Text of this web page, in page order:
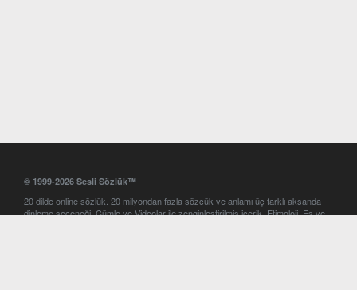
© 1999-2026 Sesli Sözlük™
20 dilde online sözlük. 20 milyondan fazla sözcük ve anlamı üç farklı aksanda
dinleme seçeneği. Cümle ve Videolar ile zenginleştirilmiş içerik. Etimoloji, Eş ve